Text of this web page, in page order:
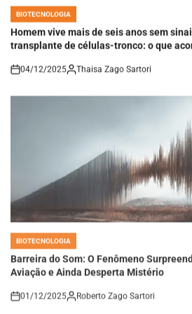
BIOTECNOLOGIA
Homem vive mais de seis anos sem
transplante de células-tronco: o que
on
INBarreira do Som: O Fenômeno
Aviação e Ainda Desperta Mistério
01/12/2025 Roberto Zago Sartori